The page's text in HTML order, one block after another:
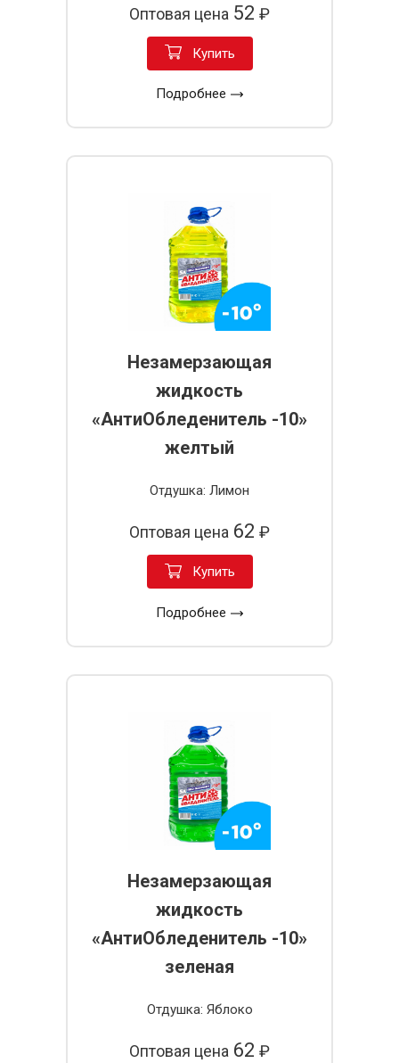
Оптовая цена 52 ₽
Купить
Подробнее
Незамерзающая
жидкость
«АнтиОбледенитель -10»
желтый
Отдушка: Лимон
Оптовая цена 62 ₽
Купить
Подробнее
Незамерзающая
жидкость
«АнтиОбледенитель -10»
зеленая
Отдушка: Яблоко
Оптовая цена 62 ₽